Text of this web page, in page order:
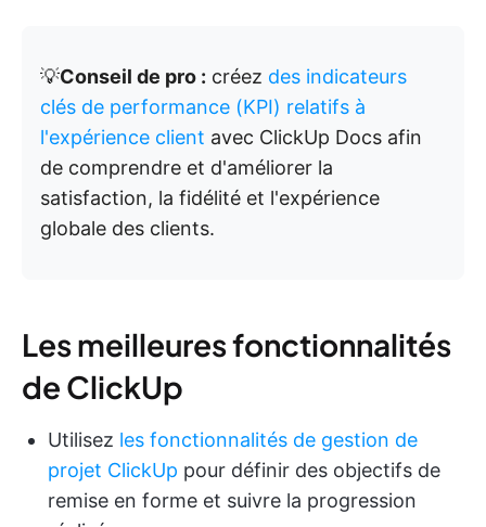
💡Conseil de pro : créez des indicateurs
clés de performance (KPI) relatifs à
l'expérience client avec ClickUp Docs afin
de comprendre et d'améliorer la
satisfaction, la fidélité et l'expérience
globale des clients.
Les meilleures fonctionnalités
de ClickUp
Utilisez les fonctionnalités de gestion de
projet ClickUp pour définir des objectifs de
remise en forme et suivre la progression